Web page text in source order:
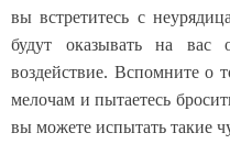
вы встретитесь с
будут оказывать на вас
воздействие. Вспомните о
мелочам и пытаетесь
вы можете испытать такие